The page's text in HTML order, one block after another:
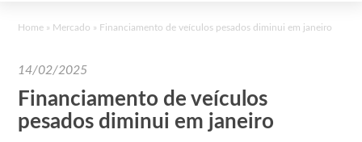
Home » Mercado » Financiamento de veículos pesados diminui em janeiro
14/02/2025
Financiamento de veículos
pesados diminui em janeiro